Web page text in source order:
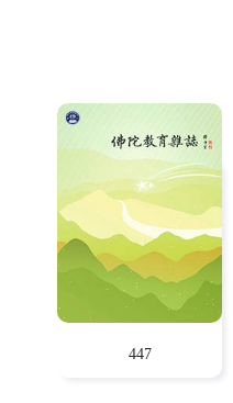
447